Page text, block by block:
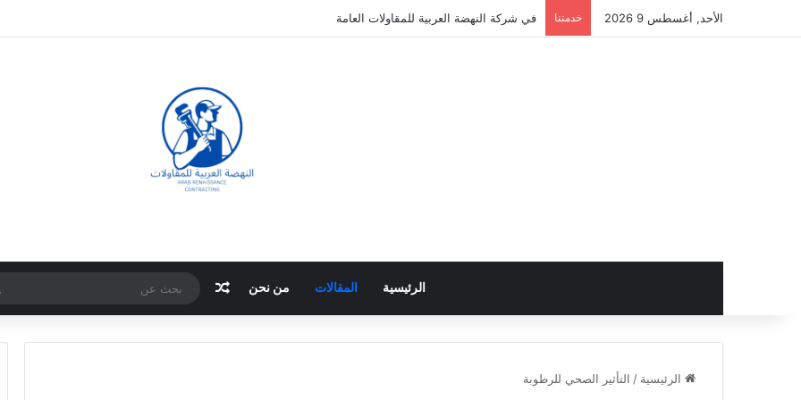
الأحد, أغسطس 9 2026 خدمتنا في شركة النهضة العربية للمقاولات العامة
الرئيسية المقالات من نحن مقال عشوائي
الرئيسية / التأثير الصحي للرطوبة